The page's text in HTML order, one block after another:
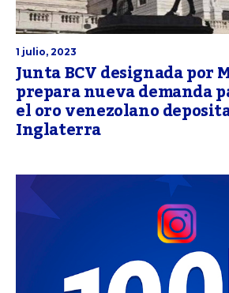
1 julio, 2023
Junta BCV designada por
prepara nueva demanda
el oro venezolano
Inglaterra